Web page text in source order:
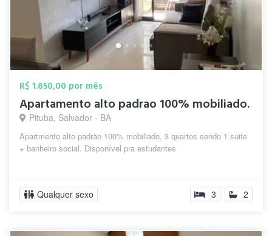
R$ 1.650,00 por mês
Apartamento alto padrao 100% mobiliado.
Pituba, Salvador - BA
Apartmento alto padrão 100% mobiliado, 3 quartos sendo 1 suite
+ banheiro social. Disponível pra estudantes
Qualquer sexo 3 2